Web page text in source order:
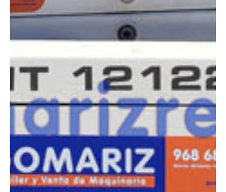
en contacto con nosotros para un asesoramiento más personal.
Comparar
¿Te interesa
esta máquina?
Rellena este formulario y recibiremos tu solicitud
sobre esta máquina para ponernos en contacto
directo contigo.
ITECO IT12122